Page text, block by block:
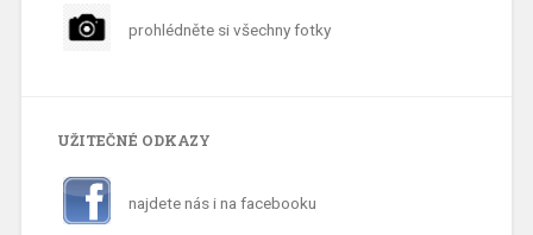
prohlédněte si všechny fotky
UŽITEČNÉ ODKAZY
najdete nás i na facebooku